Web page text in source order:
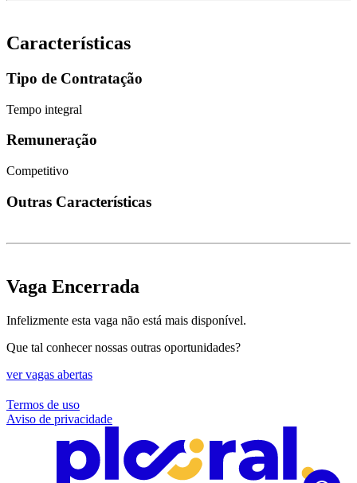
Características
Tipo de Contratação
Tempo integral
Remuneração
Competitivo
Outras Características
Vaga Encerrada
Infelizmente esta vaga não está mais disponível.
Que tal conhecer nossas outras oportunidades?
ver vagas abertas
Termos de uso
Aviso de privacidade